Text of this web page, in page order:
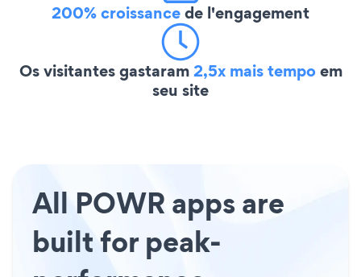
200% croissancede l'engagement
Os visitantes gastaram2,5x mais tempoem
seu site
All POWR apps are
built for peak-